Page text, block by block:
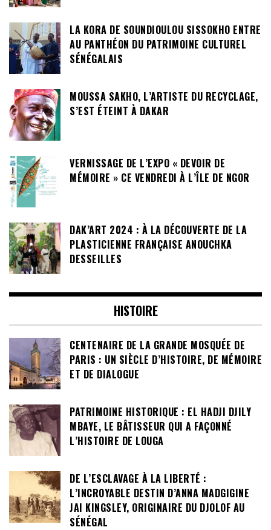
LA KORA DE SOUNDIOULOU SISSOKHO ENTRE
AU PANTHÉON DU PATRIMOINE CULTUREL
SÉNÉGALAIS
MOUSSA SAKHO, L’ARTISTE DU RECYCLAGE,
S’EST ÉTEINT À DAKAR
VERNISSAGE DE L’EXPO « DEVOIR DE
MÉMOIRE » CE VENDREDI À L’ÎLE DE NGOR
DAK’ART 2024 : À LA DÉCOUVERTE DE LA
PLASTICIENNE FRANÇAISE ANOUCHKA
DESSEILLES
HISTOIRE
CENTENAIRE DE LA GRANDE MOSQUÉE DE
PARIS : UN SIÈCLE D’HISTOIRE, DE MÉMOIRE
ET DE DIALOGUE
PATRIMOINE HISTORIQUE : EL HADJI DJILY
MBAYE, LE BÂTISSEUR QUI A FAÇONNÉ
L’HISTOIRE DE LOUGA
DE L’ESCLAVAGE À LA LIBERTÉ :
L’INCROYABLE DESTIN D’ANNA MADGIGINE
JAI KINGSLEY, ORIGINAIRE DU DJOLOF AU
SÉNÉGAL